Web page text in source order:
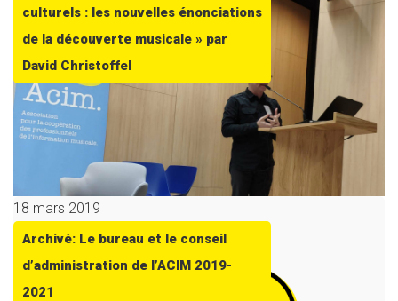
culturels : les nouvelles énonciations
de la découverte musicale » par
David Christoffel
18 mars 2019
Archivé: Le bureau et le conseil
d’administration de l’ACIM 2019-
2021